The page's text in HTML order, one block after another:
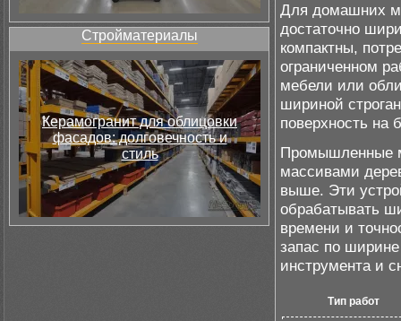
Стройматериалы
Керамогранит для облицовки
фасадов: долговечность и
стиль
Для домашних
достаточно
компактны,
ограниченном
мебели или
шириной
поверхность на
Промышленные
массивами
выше. Эти
обрабатывать
времени и
запас по
инструмента и
Тип работ